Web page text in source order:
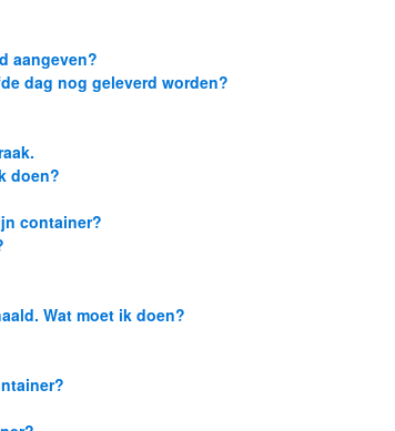
aangeven?
dag nog geleverd worden?
doen?
container?
Wat moet ik doen?